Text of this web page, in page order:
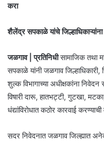
करा
शैलेंद्र सपकाळे यांचे
जळगाव | प्रतिनिधीसामाजिक तथा
सपकाळे यांनी जळगाव
शुल्क विभागाच्या अधीक्षकांना
विषारी दारू, हातभट्टी, गुटखा,
धंद्यांविरोधात कठोर कारवाई
सदर निवेदनात जळगाव जिल्ह्यात